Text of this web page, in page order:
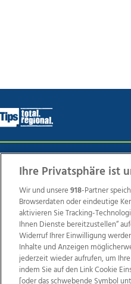
Wir über uns
TV1 di-mog-i.at
Ihre Privatsphäre ist
Wir und unsere918-Partner
Browserdaten oder eindeutige
aktivieren Sie Tracking-
Ihnen Dienste bereitzustellen“
Widerruf Ihrer Einwilligung
Inhalte und Anzeigen
jederzeit wieder aufrufen, um
indem Sie auf den Link Cookie
[oder das schwebende Symbol